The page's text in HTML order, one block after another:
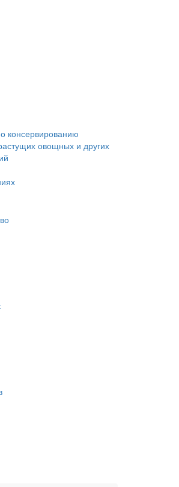
консервированию
овощных и других